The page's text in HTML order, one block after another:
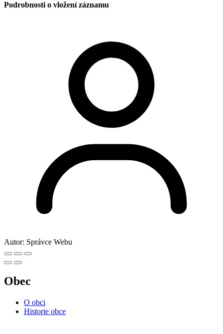
Podrobnosti o vložení záznamu
Autor: Správce Webu
Obec
O obci
Historie obce